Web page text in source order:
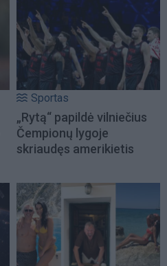
Sportas
„Rytą“ papildė vilniečius
Čempionų lygoje
skriaudęs amerikietis